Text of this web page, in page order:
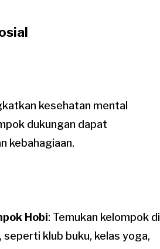
kesehatan mental
dukungan dapat
kebahagiaan.
Hobi: Temukan kelompok di
klub buku, kelas yoga,